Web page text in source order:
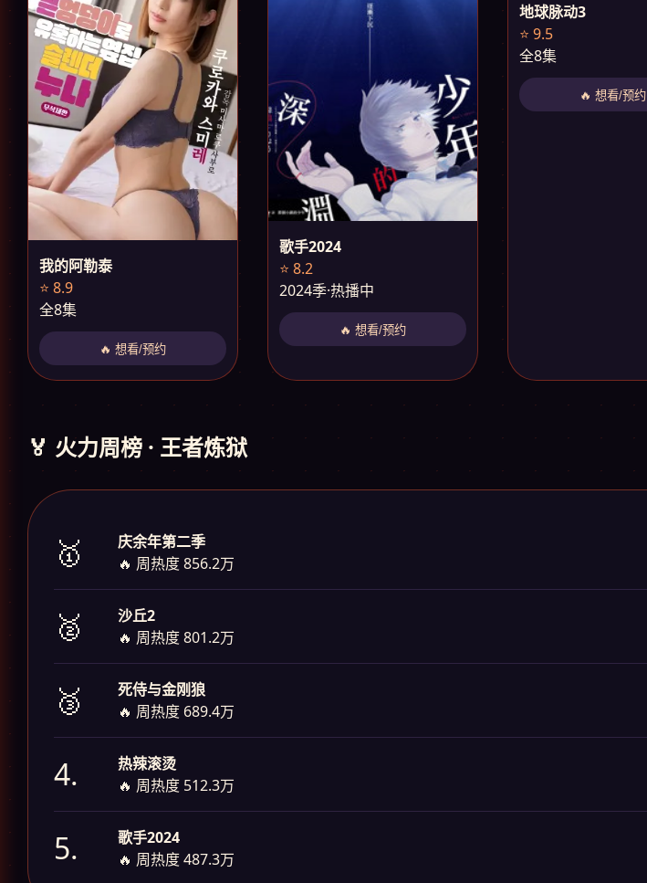
我的阿勒泰
⭐ 8.9
全8集
🔥 想看/预约
歌手2024
⭐ 8.2
2024季·热播中
🔥 想看/预约
地球脉动3
⭐ 9.5
全8集
🔥 想看/预约
🏅 火力周榜 · 王者炼狱
🥇
庆余年第二季
🔥 周热度 856.2万
🥈
沙丘2
🔥 周热度 801.2万
🥉
死侍与金刚狼
🔥 周热度 689.4万
4.
热辣滚烫
🔥 周热度 512.3万
5.
歌手2024
🔥 周热度 487.3万